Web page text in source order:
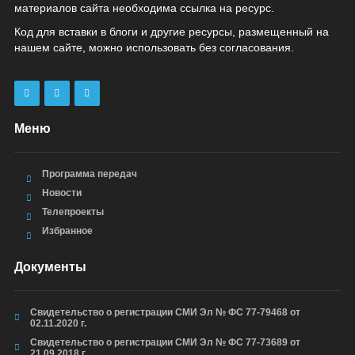
материалов сайта необходима ссылка на ресурс.
Код для вставки в блоги и другие ресурсы, размещенный на
нашем сайте, можно использовать без согласования.
Меню
Программа передач
Новости
Телепроекты
Избранное
Документы
Свидетельство о регистрации СМИ Эл № ФС 77-79468 от
02.11.2020 г.
Свидетельство о регистрации СМИ Эл № ФС 77-73689 от